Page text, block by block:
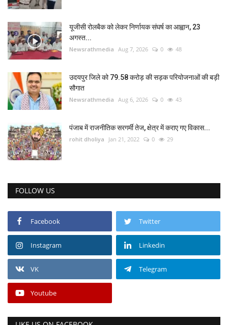
यूजीसी रोलबैक को लेकर निर्णायक संघर्ष का आह्वान, 23
अगस्त...
Newsrathmedia Aug 7, 2026 0 48
उदयपुर जिले को 79.58 करोड़ की सड़क परियोजनाओं की बड़ी
सौगात
Newsrathmedia Aug 6, 2026 0 43
पंजाब में राजनीतिक सरगर्मी तेज, क्षेत्र में कराए गए विकास...
rohit dholiya Jan 21, 2022 0 29
FOLLOW US
Facebook Twitter
Instagram Linkedin
VK Telegram
Youtube